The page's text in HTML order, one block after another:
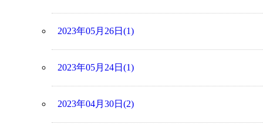
2023年05月26日(1)
2023年05月24日(1)
2023年04月30日(2)